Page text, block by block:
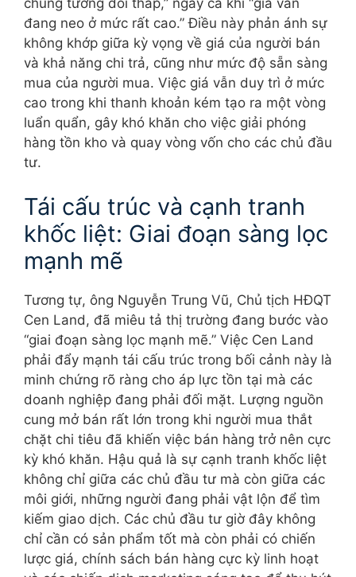
chung tương đối thấp,” ngay cả khi “giá vẫn
đang neo ở mức rất cao.” Điều này phản ánh sự
không khớp giữa kỳ vọng về giá của người bán
và khả năng chi trả, cũng như mức độ sẵn sàng
mua của người mua. Việc giá vẫn duy trì ở mức
cao trong khi thanh khoản kém tạo ra một vòng
luẩn quẩn, gây khó khăn cho việc giải phóng
hàng tồn kho và quay vòng vốn cho các chủ đầu
tư.
Tái cấu trúc và cạnh tranh
khốc liệt: Giai đoạn sàng lọc
mạnh mẽ
Tương tự, ông Nguyễn Trung Vũ, Chủ tịch HĐQT
Cen Land, đã miêu tả thị trường đang bước vào
“giai đoạn sàng lọc mạnh mẽ.” Việc Cen Land
phải đẩy mạnh tái cấu trúc trong bối cảnh này là
minh chứng rõ ràng cho áp lực tồn tại mà các
doanh nghiệp đang phải đối mặt. Lượng nguồn
cung mở bán rất lớn trong khi người mua thắt
chặt chi tiêu đã khiến việc bán hàng trở nên cực
kỳ khó khăn. Hậu quả là sự cạnh tranh khốc liệt
không chỉ giữa các chủ đầu tư mà còn giữa các
môi giới, những người đang phải vật lộn để tìm
kiếm giao dịch. Các chủ đầu tư giờ đây không
chỉ cần có sản phẩm tốt mà còn phải có chiến
lược giá, chính sách bán hàng cực kỳ linh hoạt